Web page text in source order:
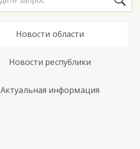
Новости района
Новости области
Новости республики
Актуальная информация